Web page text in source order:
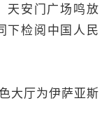
天安门广场鸣放
下检阅中国人民
大厅为伊萨亚斯